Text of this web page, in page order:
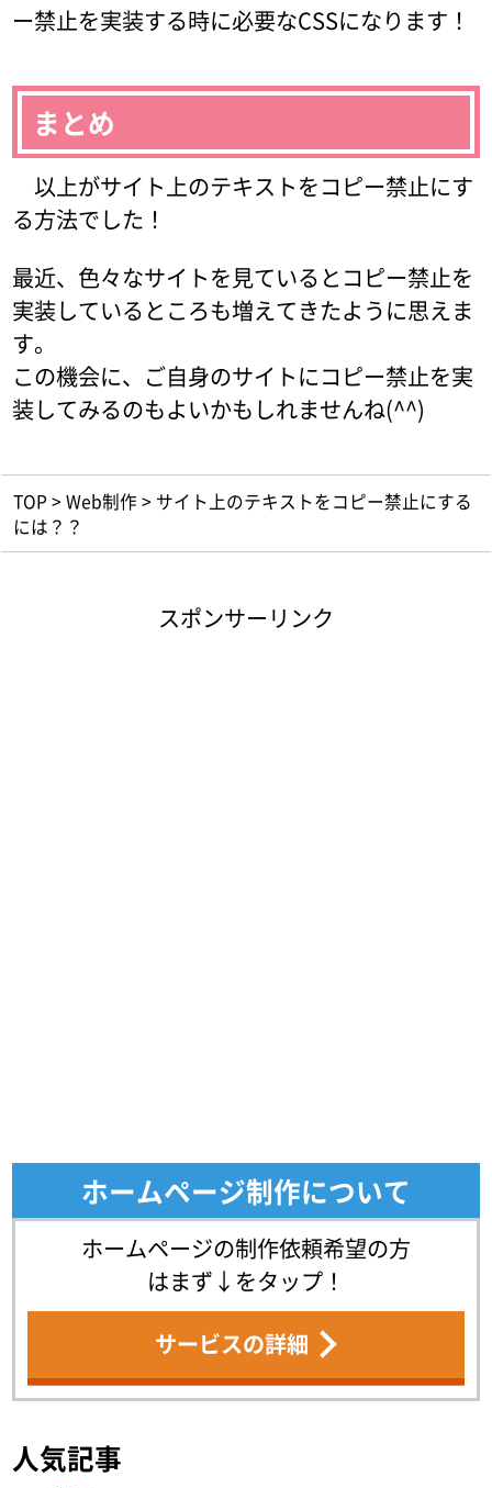
ー禁止を実装する時に必要なCSSになります！
まとめ
以上がサイト上のテキストをコピー禁止にす
る方法でした！
最近、色々なサイトを見ているとコピー禁止を
実装しているところも増えてきたように思えま
す。
この機会に、ご自身のサイトにコピー禁止を実
装してみるのもよいかもしれませんね(^^)
TOP > Web制作 > サイト上のテキストをコピー禁止にする
には？？
スポンサーリンク
ホームページ制作について
ホームページの制作依頼希望の方
はまず↓をタップ！
サービスの詳細
人気記事